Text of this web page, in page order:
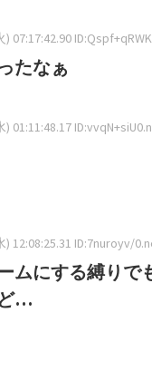
) 07:17:42.90
たなぁ
) 01:11:48.17
) 12:08:25.31 ID:7nuroyv/
ムにする縛りで
…